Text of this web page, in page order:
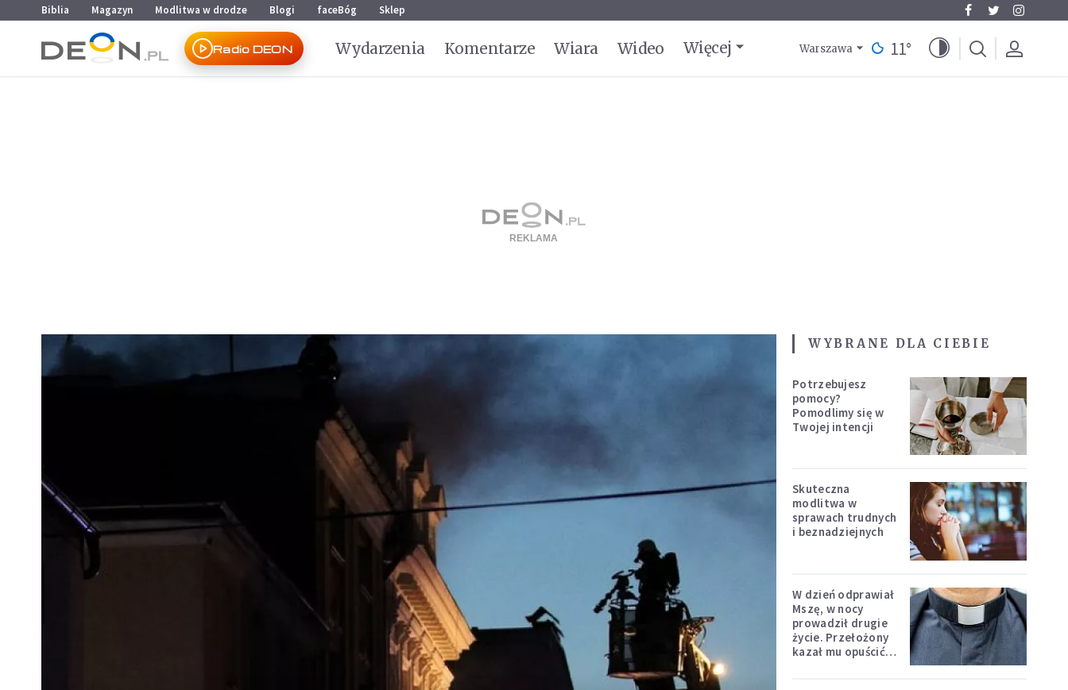
Przejdź do menu głównego
Przejdź do treści
Biblia Magazyn Modlitwa w drodze Blogi faceBóg Sklep
Radio DEON Wydarzenia Komentarze Wiara Wideo Więcej Warszawa 11°
WYBRANE DLA CIEBIE
Potrzebujesz
pomocy?
Pomodlimy się w
Twojej intencji
Skuteczna
modlitwa w
sprawach trudnych
i beznadziejnych
W dzień odprawiał
Mszę, w nocy
prowadził drugie
życie. Przełożony
kazał mu opuścić